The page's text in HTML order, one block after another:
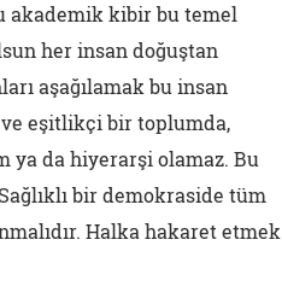
akademik kibir bu temel
her insan doğuştan
aşağılamak bu insan
eşitlikçi bir toplumda,
ya da hiyerarşi olamaz. Bu
bir demokraside tüm
Halka hakaret etmek